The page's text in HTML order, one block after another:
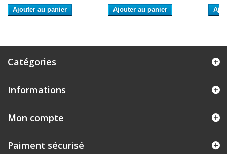
Ajouter au panier
Ajouter au panier
Catégories
Informations
Mon compte
Paiment sécurisé